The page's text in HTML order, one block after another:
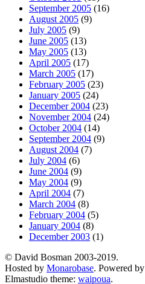
September 2005 (16)
August 2005 (9)
July 2005 (9)
June 2005 (13)
May 2005 (13)
April 2005 (17)
March 2005 (17)
February 2005 (23)
January 2005 (24)
December 2004 (23)
November 2004 (24)
October 2004 (14)
September 2004 (9)
August 2004 (7)
July 2004 (6)
June 2004 (9)
May 2004 (9)
April 2004 (7)
March 2004 (8)
February 2004 (5)
January 2004 (8)
December 2003 (1)
© David Bosman 2003-2019.
Hosted by Monarobase. Powered by
Elmastudio theme: waipoua.